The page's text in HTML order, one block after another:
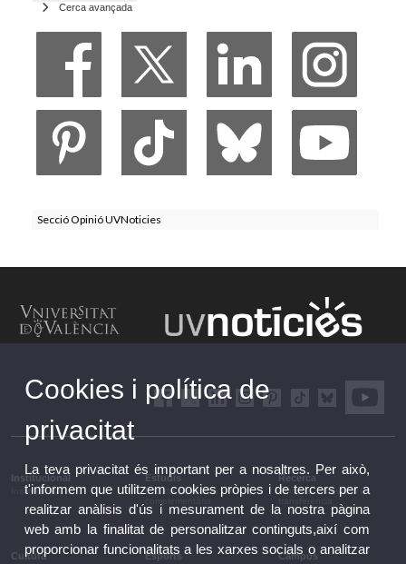
Cerca avançada
Secció Opinió UVNoticies
Institucional
Institucional
Estudis
Estudis i formació
Recerca
Recerca, innovació i
Cultura Esports Campus
Cookies i política de
privacitat
La teva privacitat és important per a nosaltres. Per això,
t'informem que utilitzem cookies pròpies i de tercers per a
realitzar anàlisis d'ús i mesurament de la nostra pàgina
web amb la finalitat de personalitzar continguts,així com
proporcionar funcionalitats a les xarxes socials o analitzar